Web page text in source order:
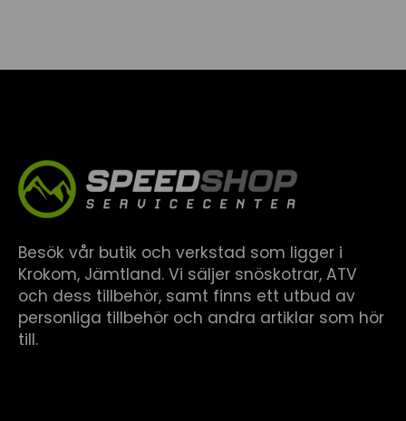
Besök vår butik och verkstad som ligger i
Krokom, Jämtland. Vi säljer snöskotrar, ATV
och dess tillbehör, samt finns ett utbud av
personliga tillbehör och andra artiklar som hör
till.